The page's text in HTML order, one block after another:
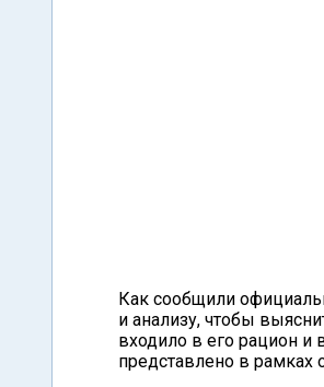
Как сообщили
и анализу, чтобы
входило в его рацион и
представлено в рамках